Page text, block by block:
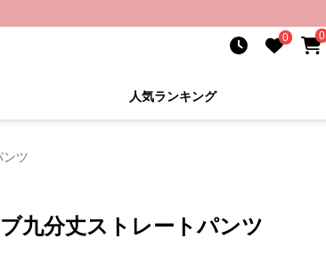
0 0
人気ランキング
ンツ
九分丈ストレートパンツ